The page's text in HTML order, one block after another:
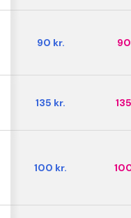
90 kr.
135 kr.
100 kr.